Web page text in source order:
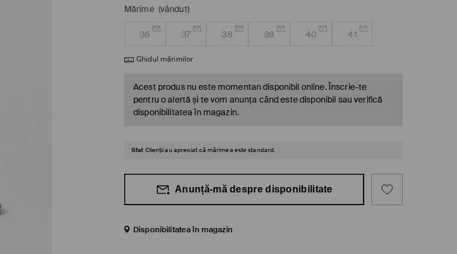
Mărime (vândut)
36 37 38 39 40 41
Ghidul mărimilor
Acest produs nu este momentan disponibil online. Înscrie-te
pentru o alertă și te vom anunța când este disponibil sau verifică
disponibilitatea în magazin.
Sfat Clienții au apreciat că mărimea este standard.
Anunță-mă despre disponibilitate
Disponibilitatea în magazin